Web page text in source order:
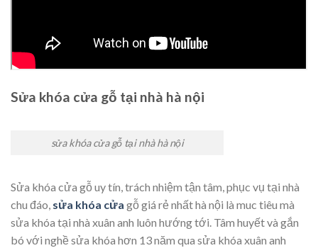
Sửa khóa cửa gỗ tại nhà hà nội
sửa khóa cửa gỗ tại nhà hà nội
Sửa khóa cửa gỗ uy tín, trách nhiệm tận tâm, phục vụ tại nhà
chu đáo, sửa khóa cửa gỗ giá rẻ nhất hà nội là muc tiêu mà
sửa khóa tại nhà xuân anh luôn hướng tới. Tâm huyết và gắn
bó với nghề sửa khóa hơn 13 năm qua sửa khóa xuân anh